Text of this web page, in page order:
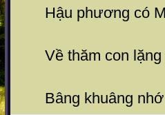
Hậu phương có
Về thăm con
Bâng khuâng